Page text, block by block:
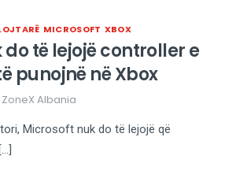
MICROSOFT XBOX
të lejojë controller e
punojnë në Xbox
ZoneX Albania
Microsoft nuk do të lejojë që